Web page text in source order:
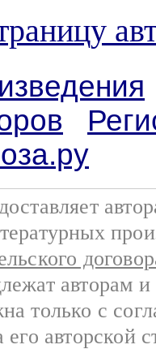
авторам
только с
авторской